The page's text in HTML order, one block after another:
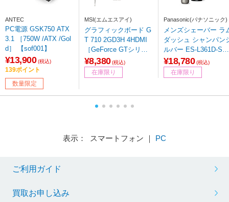
ANTEC
PC電源 GSK750 ATX
3.1 ［750W /ATX /Gol
d］ 【sof001】
¥13,900 (税込)
139ポイント
数量限定
MSI(エムエスアイ)
グラフィックボード G
T 710 2GD3H 4HDMI
［GeForce GTシリー
ズ /2GB］ 【864】
¥8,380 (税込)
在庫限り
Panasonic(パナソニック)
メンズシェーバー ラ
ダッシュ シャンパンシ
ルバー ES-L361D-S
［3枚刃 /AC100V-240
V］
¥18,780 (税込)
在庫限り
表示： スマートフォン ｜ PC
ご利用ガイド
買取お申し込み